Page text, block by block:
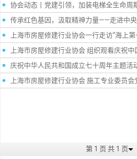
协会动态丨党建引领，加装电梯全生命周
传承红色基因，汲取精神力量——走进中
上海市房屋修建行业协会一行走访“海上
上海市房屋修建行业协会 组织观看庆祝
庆祝中华人民共和国成立七十周年主题活
上海市房屋修建行业协会 施工专业委员
第 1 页 共 1 页